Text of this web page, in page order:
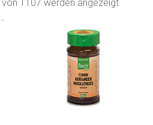
1107 werden angezeigt